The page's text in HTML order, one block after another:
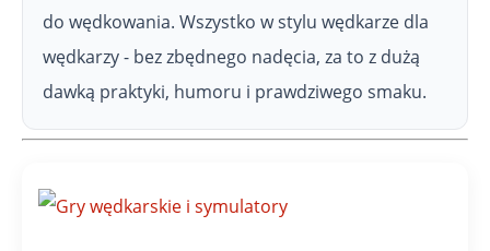
do wędkowania. Wszystko w stylu wędkarze dla
wędkarzy - bez zbędnego nadęcia, za to z dużą
dawką praktyki, humoru i prawdziwego smaku.